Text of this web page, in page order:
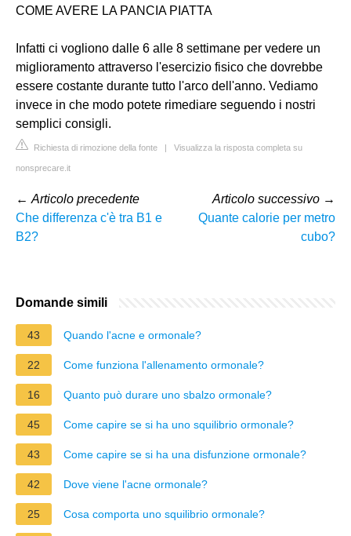
COME AVERE LA PANCIA PIATTA
Infatti ci vogliono dalle 6 alle 8 settimane per vedere un
miglioramento attraverso l'esercizio fisico che dovrebbe
essere costante durante tutto l'arco dell'anno. Vediamo
invece in che modo potete rimediare seguendo i nostri
semplici consigli.
Richiesta di rimozione della fonte | Visualizza la risposta completa su
nonsprecare.it
← Articolo precedente
Che differenza c'è tra B1 e
B2?
Articolo successivo →
Quante calorie per metro
cubo?
Domande simili
43 Quando l'acne e ormonale?
22 Come funziona l'allenamento ormonale?
16 Quanto può durare uno sbalzo ormonale?
45 Come capire se si ha uno squilibrio ormonale?
43 Come capire se si ha una disfunzione ormonale?
42 Dove viene l'acne ormonale?
25 Cosa comporta uno squilibrio ormonale?